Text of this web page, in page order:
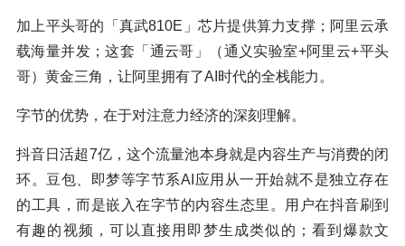
加上平头哥的「真武810E」芯片提供算力支撑；阿里云承
载海量并发；这套「通云哥」（通义实验室+阿里云+平头
哥）黄金三角，让阿里拥有了AI时代的全栈能力。
字节的优势，在于对注意力经济的深刻理解。
抖音日活超7亿，这个流量池本身就是内容生产与消费的闭
环。豆包、即梦等字节系AI应用从一开始就不是独立存在
的工具，而是嵌入在字节的内容生态里。用户在抖音刷到
有趣的视频，可以直接用即梦生成类似的；看到爆款文